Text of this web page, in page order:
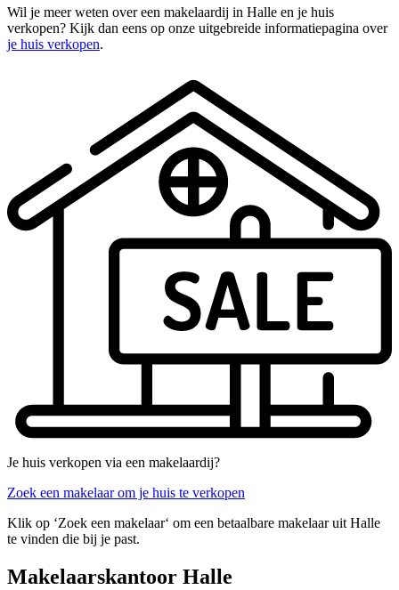
Wil je meer weten over een makelaardij in Halle en je huis
verkopen? Kijk dan eens op onze uitgebreide informatiepagina over
je huis verkopen.
Je huis verkopen via een makelaardij?
Zoek een makelaar om je huis te verkopen
Klik op ‘Zoek een makelaar‘ om een betaalbare makelaar uit Halle
te vinden die bij je past.
Makelaarskantoor Halle